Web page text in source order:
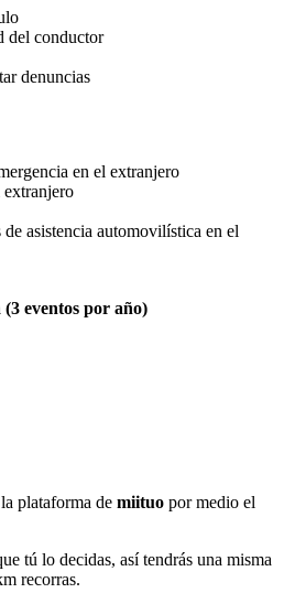
del conductor
denuncias
en el extranjero
extranjero
de asistencia automovilística en el
eventos por año)
plataforma de miituo por medio el
tú lo decidas, así tendrás una misma
recorras.